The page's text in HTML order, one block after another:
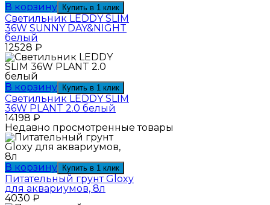
В корзину Купить в 1 клик
Светильник LEDDY SLIM
36W SUNNY DAY&NIGHT
белый
12528 ₽
В корзину Купить в 1 клик
Светильник LEDDY SLIM
36W PLANT 2.0 белый
14198 ₽
Недавно просмотренные товары
В корзину Купить в 1 клик
Питательный грунт Gloxy
для аквариумов, 8л
4030 ₽